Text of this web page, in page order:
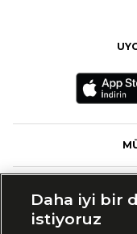
Daha iyi bir
istiyoruz